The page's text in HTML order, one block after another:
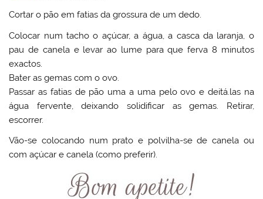
Cortar o pão em fatias da grossura de um dedo.
Colocar num tacho o açúcar, a água, a casca da laranja, o
pau de canela e levar ao lume para que ferva 8 minutos
exactos.
Bater as gemas com o ovo.
Passar as fatias de pão uma a uma pelo ovo e deitá.las na
água fervente, deixando solidificar as gemas. Retirar,
escorrer.
Vão-se colocando num prato e polvilha-se de canela ou
com açúcar e canela (como preferir).